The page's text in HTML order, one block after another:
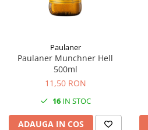
Paulaner
Paulaner Munchner Hell
500ml
11,50 RON
16IN STOC
ADAUGA IN COS